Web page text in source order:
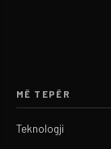
MË TEPËR
Teknologji